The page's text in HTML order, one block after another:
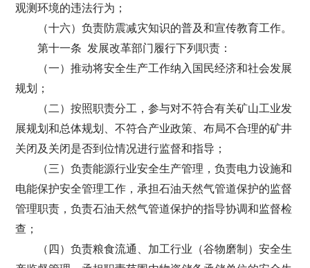
观测环境的违法行为；
（十六）负责防震减灾知识的普及和宣传教育工作。
第十一条 发展改革部门履行下列职责：
（一）推动将安全生产工作纳入国民经济和社会发展
规划；
（二）按照职责分工，参与对不符合有关矿山工业发
展规划和总体规划、不符合产业政策、布局不合理的矿井
关闭及关闭是否到位情况进行监督和指导；
（三）负责能源行业安全生产管理，负责电力设施和
电能保护安全管理工作，承担石油天然气管道保护的监督
管理职责，负责石油天然气管道保护的指导协调和监督检
查；
（四）负责粮食流通、加工行业（谷物磨制）安全生